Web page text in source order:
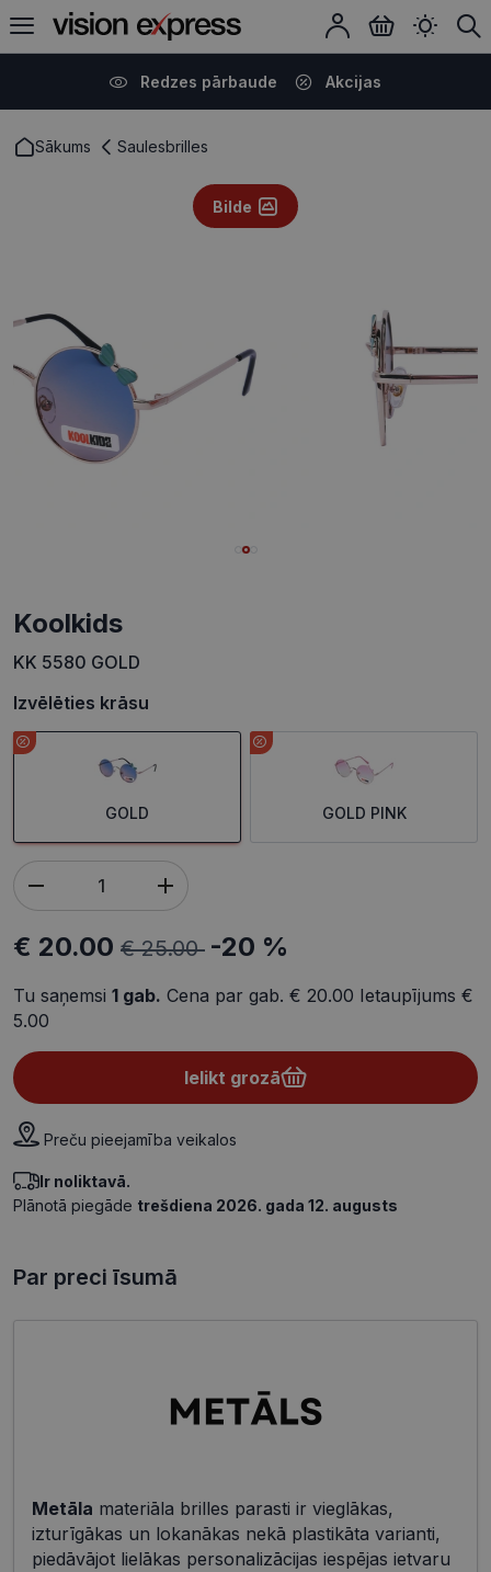
Redzes pārbaude Akcijas
Sākums Saulesbrilles
Bilde
koolkids
KK 5580 GOLD
Izvēlēties krāsu
GOLD GOLD PINK
€ 20.00 € 25.00 -20 %
Tu saņemsi 1 gab. Cena par gab. € 20.00 Ietaupījums €
5.00
Ielikt grozā
Preču pieejamība veikalos
Ir noliktavā.
Plānotā piegāde trešdiena 2026. gada 12. augusts
Par preci īsumā
Metāla materiāla brilles parasti ir vieglākas,
izturīgākas un lokanākas nekā plastikāta varianti,
piedāvājot lielākas personalizācijas iespējas ietvaru